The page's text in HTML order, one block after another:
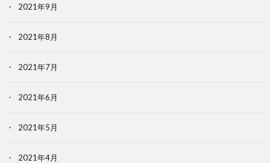
2021年9月
2021年8月
2021年7月
2021年6月
2021年5月
2021年4月